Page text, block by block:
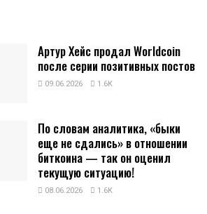
Артур Хейс продал Worldcoin
после серии позитивных постов
09.06.2026 1.6K
По словам аналитика, «быки
еще не сдались» в отношении
биткоина — так он оценил
текущую ситуацию!
08.06.2026 1.6K